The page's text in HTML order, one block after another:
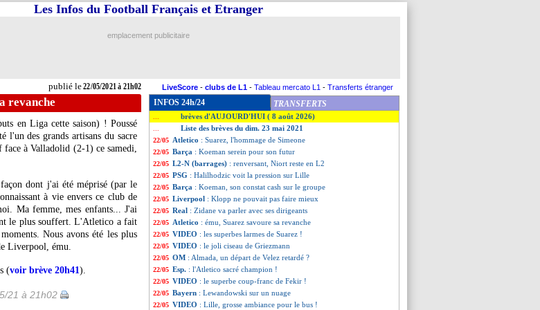
publié le22/05/2021 à 21h02
Les Infos du Football Français et Etranger
emplacement publicitaire
LiveScore - clubs de L1 - Tableau mercato L1 - Transferts étranger
revanche
en Liga cette saison) ! Poussé
l'un des grands artisans du sacre
à Valladolid (2-1) ce samedi,
dont j'ai été méprisé (par le
à vie envers ce club de
Ma femme, mes enfants... J'ai
le plus souffert. L'Atletico a fait
Nous avons été les plus
Liverpool, ému.
(voir brève 20h41).
21 à 21h02
INFOS 24h/24 TRANSFERTS
brèves d'AUJOURD'HUI ( 8 août 2026)
Liste des brèves du dim. 23 mai 2021
22/05 Atletico : Suarez, l'hommage de Simeone
22/05 Barça : Koeman serein pour son futur
22/05 L2-N (barrages) : renversant, Niort reste en L2
22/05 PSG : Halilhodzic voit la pression sur Lille
22/05 Barça : Koeman, son constat cash sur le groupe
22/05 Liverpool : Klopp ne pouvait pas faire mieux
22/05 Real : Zidane va parler avec ses dirigeants
22/05 Atletico : ému, Suarez savoure sa revanche
22/05 VIDEO : les superbes larmes de Suarez !
22/05 VIDEO : le joli ciseau de Griezmann
22/05 OM : Almada, un départ de Velez retardé ?
22/05 Esp. : l'Atletico sacré champion !
22/05 VIDEO : le superbe coup-franc de Fekir !
22/05 Bayern : Lewandowski sur un nuage
22/05 VIDEO : Lille, grosse ambiance pour le bus !